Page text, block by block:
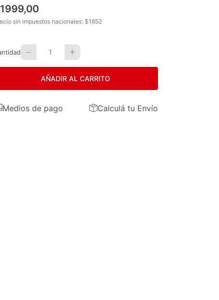
1999,00
sin impuestos nacionales: $1652
1
AÑADIR AL CARRITO
Medios de pago Calculá tu Envío